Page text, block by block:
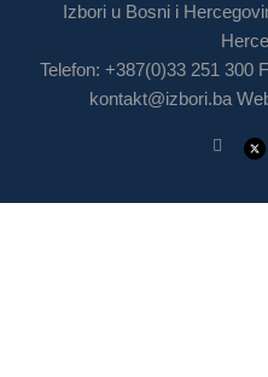
Izbori u Bosni i
Telefon: +387(0)33 251 300
kontakt@izbori.ba